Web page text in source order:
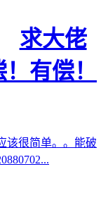
求大佬
有偿！
该很简单。。能破